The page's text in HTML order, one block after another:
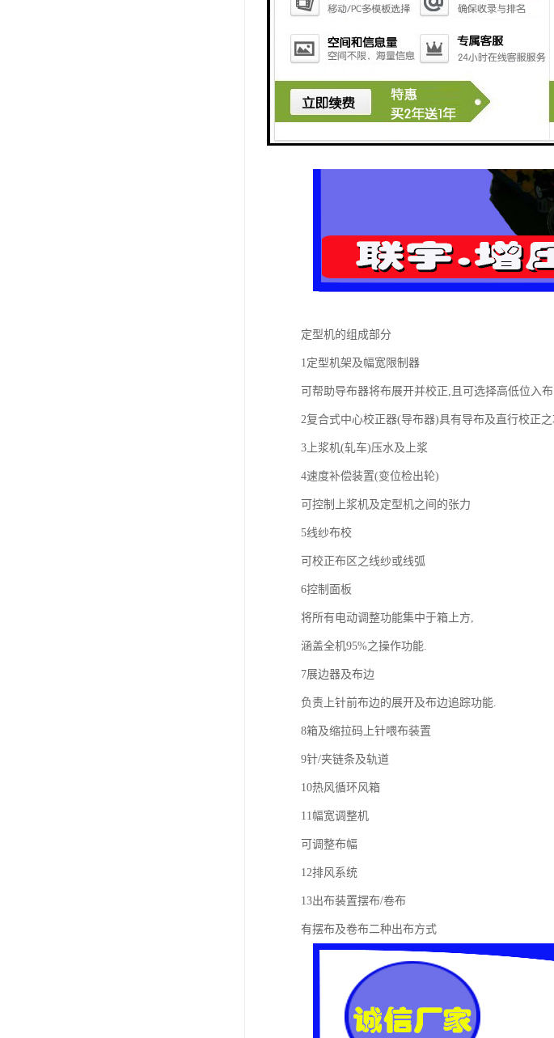
定型机的组成部分
1定型机架及幅宽限制器
可帮助导布器将布展开并校正,且可选择高低位入布
2复合式中心校正器(导布器)具有导布及直行校正之
3上浆机(轧车)压水及上浆
4速度补偿装置(变位检出轮)
可控制上浆机及定型机之间的张力
5线纱布校
可校正布区之线纱或线弧
6控制面板
将所有电动调整功能集中于箱上方,
涵盖全机95%之操作功能.
7展边器及布边
负责上针前布边的展开及布边追踪功能.
8箱及缩拉码上针喂布装置
9针/夹链条及轨道
10热风循环风箱
11幅宽调整机
可调整布幅
12排风系统
13出布装置摆布/卷布
有摆布及卷布二种出布方式